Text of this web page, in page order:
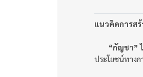
แนวคิดการสร้
“กัญชา”
ประโยชน์ทาง